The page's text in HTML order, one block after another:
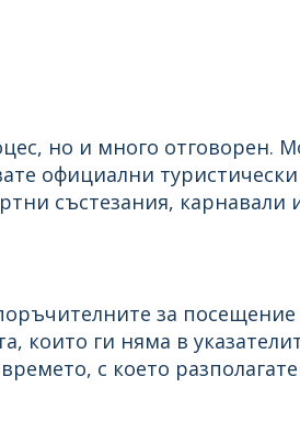
но и много отговорен.
официални
състезания, карнавали
за
ги няма в
с което